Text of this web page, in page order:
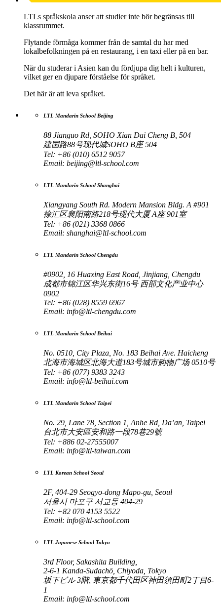
LTLs språkskola anser att studier inte bör begränsas till
klassrummet.
Flytande förmåga kommer från de samtal du har med
lokalbefolkningen på en restaurang, i en taxi eller på en bar.
När du studerar i Asien kan du fördjupa dig helt i kulturen,
vilket ger en djupare förståelse för språket.
Det här är att leva språket.
LTL Mandarin School Beijing
88 Jianguo Rd, SOHO Xian Dai Cheng B, 504
建国路88号现代城SOHO B座 504
Tel: +86 (010) 6512 9057
Email: beijing@ltl-school.com
LTL Mandarin School Shanghai
Xiangyang South Rd. Modern Mansion Bldg. A #901
徐汇区襄阳南路218号现代大厦 A座 901室
Tel: +86 (021) 3368 0866
Email: shanghai@ltl-school.com
LTL Mandarin School Chengdu
#0902, 16 Huaxing East Road, Jinjiang, Chengdu
成都市锦江区华兴东街16号 西部文化产业中心
0902
Tel: +86 (028) 8559 6967
Email: info@ltl-chengdu.com
LTL Mandarin School Beihai
No. 0510, City Plaza, No. 183 Beihai Ave. Haicheng
北海市海城区北海大道183号城市购物广场 0510号
Tel: +86 (077) 9383 3243
Email: info@ltl-beihai.com
LTL Mandarin School Taipei
No. 29, Lane 78, Section 1, Anhe Rd, Da’an, Taipei
台北市大安區安和路一段78巷29號
Tel: +886 02-27555007
Email: info@ltl-taiwan.com
LTL Korean School Seoul
2F, 404-29 Seogyo-dong Mapo-gu, Seoul
서울시 마포구 서교동 404-29
Tel: +82 070 4153 5522
Email: info@ltl-school.com
LTL Japanese School Tokyo
3rd Floor, Sakashita Building,
2-6-1 Kanda-Sudachō, Chiyoda, Tokyo
坂下ビル 3階, 東京都千代田区神田須田町2丁目6-
1
Email: info@ltl-school.com